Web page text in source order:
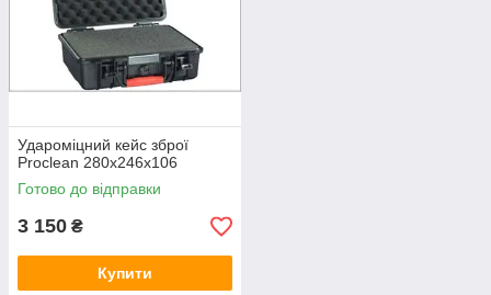
Удароміцний кейс зброї
Proclean 280x246x106
Готово до відправки
3 150 ₴
Купити